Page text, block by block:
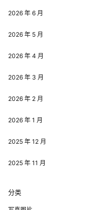
2026 年 6 月
2026 年 5 月
2026 年 4 月
2026 年 3 月
2026 年 2 月
2026 年 1 月
2025 年 12 月
2025 年 11 月
分类